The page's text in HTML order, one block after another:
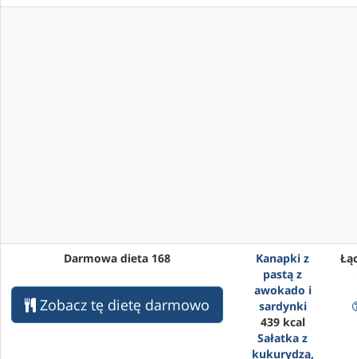
Darmowa dieta 168
Zobacz tę dietę darmowo
Kanapki z
pastą z
awokado i
sardynki
439 kcal
Sałatka z
kukurydzą,